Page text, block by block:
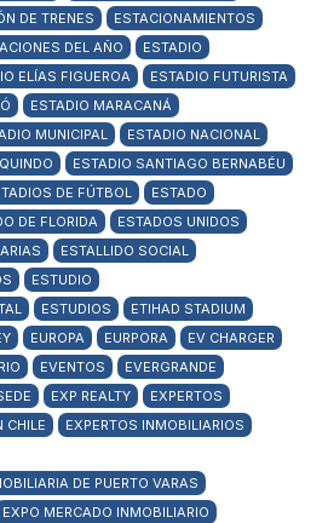
DE TRENES
ESTACIONAMIENTOS
DEL AÑO
ESTADIO
ELÍAS FIGUEROA
ESTADIO FUTURISTA
ESTADIO MARACANÁ
MUNICIPAL
ESTADIO NACIONAL
ESTADIO SANTIAGO BERNABÉU
DE FÚTBOL
ESTADO
DE FLORIDA
ESTADOS UNIDOS
ESTALLIDO SOCIAL
ESTUDIO
ESTUDIOS
ETIHAD STADIUM
EUROPA EURPORA
EV CHARGER
EVENTOS
EVERGRANDE
EXP REALTY
EXPERTOS
CHILE
EXPERTOS INMOBILIARIOS
DE PUERTO VARAS
EXPO MERCADO INMOBILIARIO